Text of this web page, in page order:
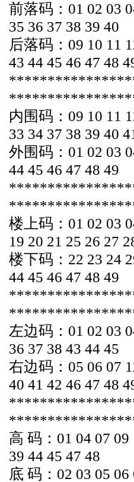
前落码：01 02 03
35 36 37 38 39 40
后落码：09 10 11
43 44 45 46 47 48
内围码：09 10 11
33 34 37 38 39 40
外围码：01 02 03
44 45 46 47 48 49
楼上码：01 02 03
19 20 21 25 26 27
楼下码：22 23 24
44 45 46 47 48 49
左边码：01 02 03
36 37 38 43 44 45
右边码：05 06 07
40 41 42 46 47 48
高 码：01 04 07 09
39 44 45 47 48
底 码：02 03 05 06